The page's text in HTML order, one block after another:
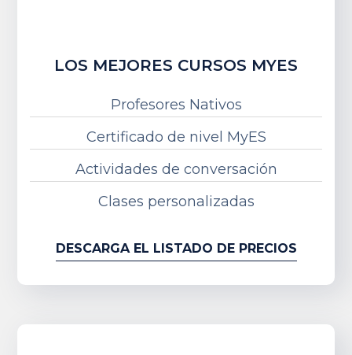
LOS MEJORES CURSOS MYES
Profesores Nativos
Certificado de nivel MyES
Actividades de conversación
Clases personalizadas
DESCARGA EL LISTADO DE PRECIOS